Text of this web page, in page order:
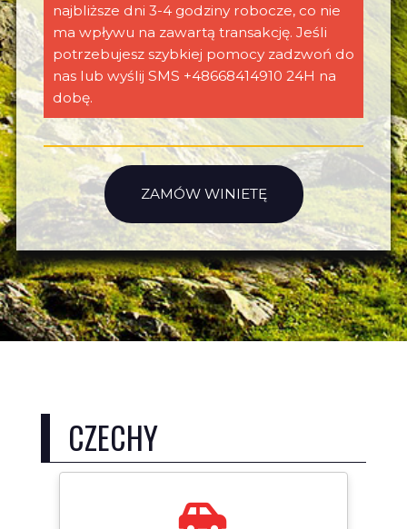
najbliższe dni 3-4 godziny robocze, co nie
ma wpływu na zawartą transakcję. Jeśli
potrzebujesz szybkiej pomocy zadzwoń do
nas lub wyślij SMS +48668414910 24H na
dobę.
ZAMÓW WINIETĘ
CZECHY